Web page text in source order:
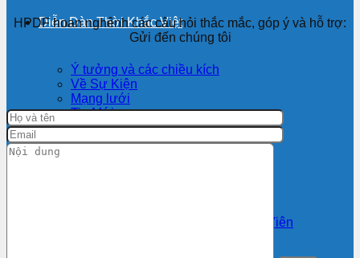
Diễn Đàn Thời Khắc Việt
Ý tưởng và các chiều kích
Về Sự Kiện
Mạng lưới
Tin Mới
Truyền Thông
Hoạt Động và Chia Sẻ của Thành Viên
HPDF hoan nghênh các câu hỏi thắc mắc, góp ý và hỗ trợ:
Gửi đến chúng tôi